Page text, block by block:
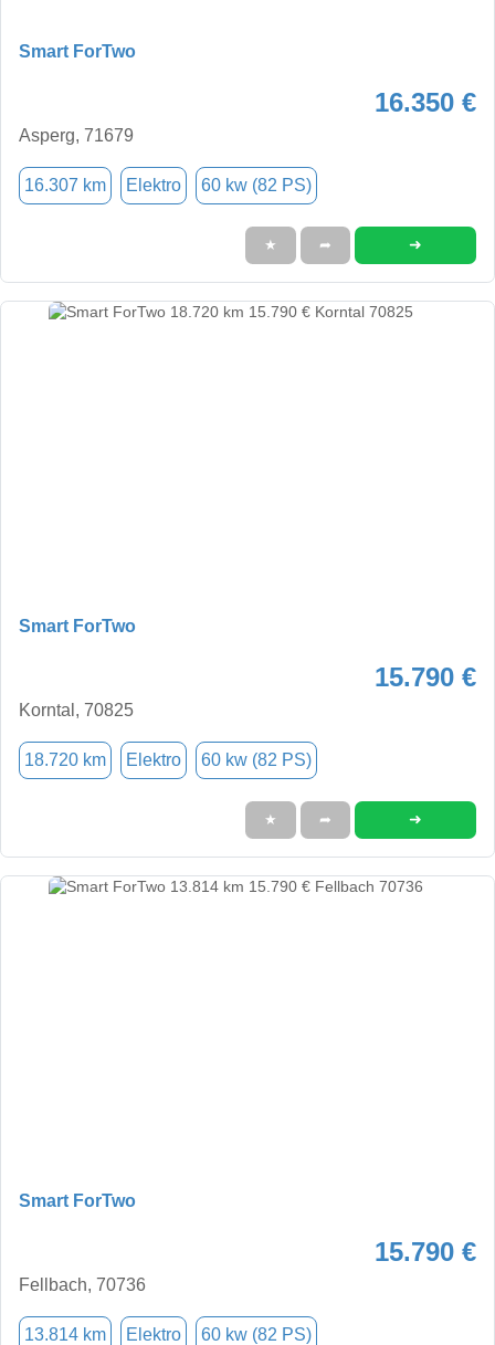
Smart ForTwo
16.350 €
Asperg, 71679
16.307 km Elektro 60 kw (82 PS)
★ ➦ ➜
Smart ForTwo
15.790 €
Korntal, 70825
18.720 km Elektro 60 kw (82 PS)
★ ➦ ➜
Smart ForTwo
15.790 €
Fellbach, 70736
13.814 km Elektro 60 kw (82 PS)